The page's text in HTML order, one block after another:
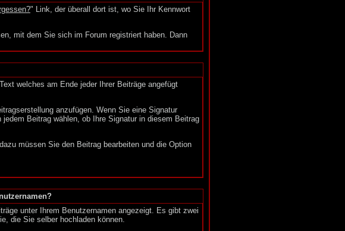
" Link, der überall dort ist, wo Sie Ihr Kennwort
mit dem Sie sich im Forum registriert haben. Dann
welches am Ende jeder Ihrer Beiträge angefügt
anzufügen. Wenn Sie eine Signatur
Beitrag wählen, ob Ihre Signatur in diesem Beitrag
müssen Sie den Beitrag bearbeiten und die Option
unter Ihrem Benutzernamen angezeigt. Es gibt zwei
die Sie selber hochladen können.